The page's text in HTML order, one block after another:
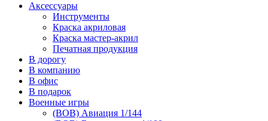
Аксессуары
Инструменты
Краска акриловая
Краска мастер-акрил
Печатная продукция
В дорогу
В компанию
В офис
В подарок
Военные игры
(ВОВ) Авиация 1/144